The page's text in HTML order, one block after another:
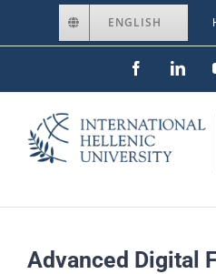
to
ENGLISH
Facebook
Advanced Digital